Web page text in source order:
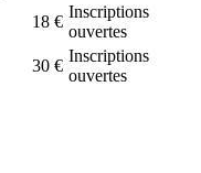
18 €
Inscriptions
ouvertes
30 €
Inscriptions
ouvertes